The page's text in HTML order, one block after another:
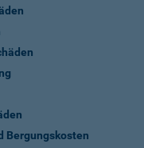
Bergungskosten